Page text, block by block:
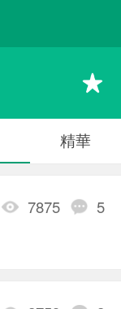
精華
7875 5